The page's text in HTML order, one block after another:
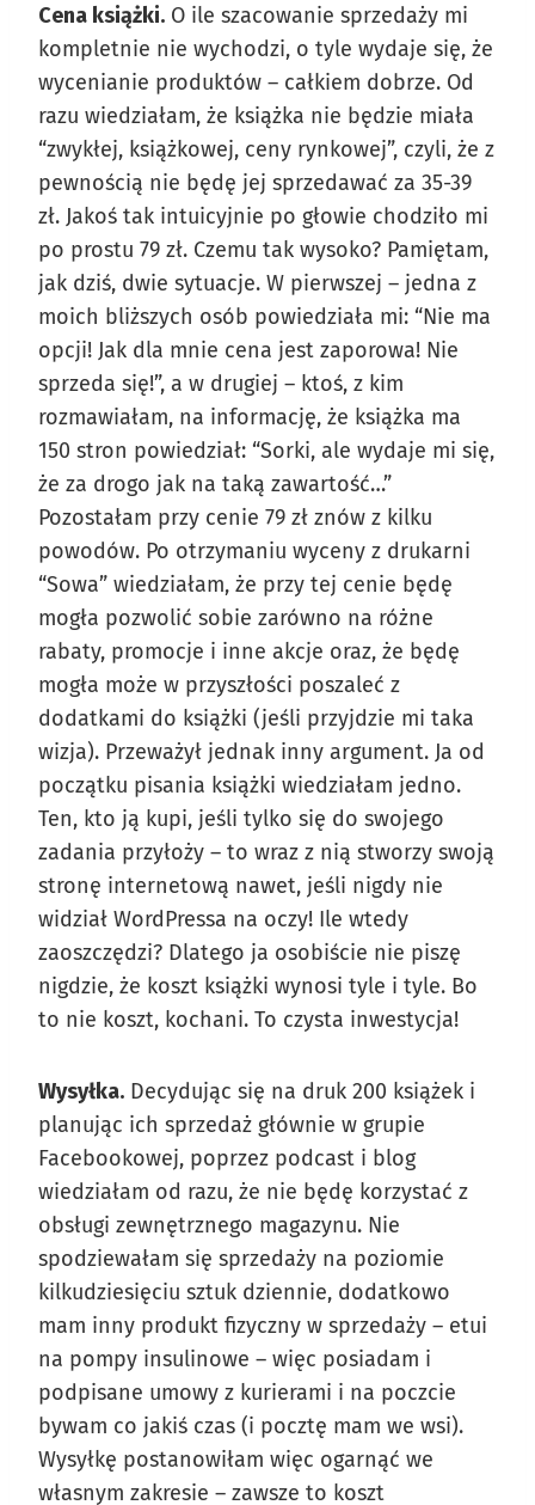
Cena książki. O ile szacowanie sprzedaży mi
kompletnie nie wychodzi, o tyle wydaje się, że
wycenianie produktów – całkiem dobrze. Od
razu wiedziałam, że książka nie będzie miała
“zwykłej, książkowej, ceny rynkowej”, czyli, że z
pewnością nie będę jej sprzedawać za 35-39
zł. Jakoś tak intuicyjnie po głowie chodziło mi
po prostu 79 zł. Czemu tak wysoko? Pamiętam,
jak dziś, dwie sytuacje. W pierwszej – jedna z
moich bliższych osób powiedziała mi: “Nie ma
opcji! Jak dla mnie cena jest zaporowa! Nie
sprzeda się!”, a w drugiej – ktoś, z kim
rozmawiałam, na informację, że książka ma
150 stron powiedział: “Sorki, ale wydaje mi się,
że za drogo jak na taką zawartość…”
Pozostałam przy cenie 79 zł znów z kilku
powodów. Po otrzymaniu wyceny z drukarni
“Sowa” wiedziałam, że przy tej cenie będę
mogła pozwolić sobie zarówno na różne
rabaty, promocje i inne akcje oraz, że będę
mogła może w przyszłości poszaleć z
dodatkami do książki (jeśli przyjdzie mi taka
wizja). Przeważył jednak inny argument. Ja od
początku pisania książki wiedziałam jedno.
Ten, kto ją kupi, jeśli tylko się do swojego
zadania przyłoży – to wraz z nią stworzy swoją
stronę internetową nawet, jeśli nigdy nie
widział WordPressa na oczy! Ile wtedy
zaoszczędzi? Dlatego ja osobiście nie piszę
nigdzie, że koszt książki wynosi tyle i tyle. Bo
to nie koszt, kochani. To czysta inwestycja!
Wysyłka. Decydując się na druk 200 książek i
planując ich sprzedaż głównie w grupie
Facebookowej, poprzez podcast i blog
wiedziałam od razu, że nie będę korzystać z
obsługi zewnętrznego magazynu. Nie
spodziewałam się sprzedaży na poziomie
kilkudziesięciu sztuk dziennie, dodatkowo
mam inny produkt fizyczny w sprzedaży – etui
na pompy insulinowe – więc posiadam i
podpisane umowy z kurierami i na poczcie
bywam co jakiś czas (i pocztę mam we wsi).
Wysyłkę postanowiłam więc ogarnąć we
własnym zakresie – zawsze to koszt